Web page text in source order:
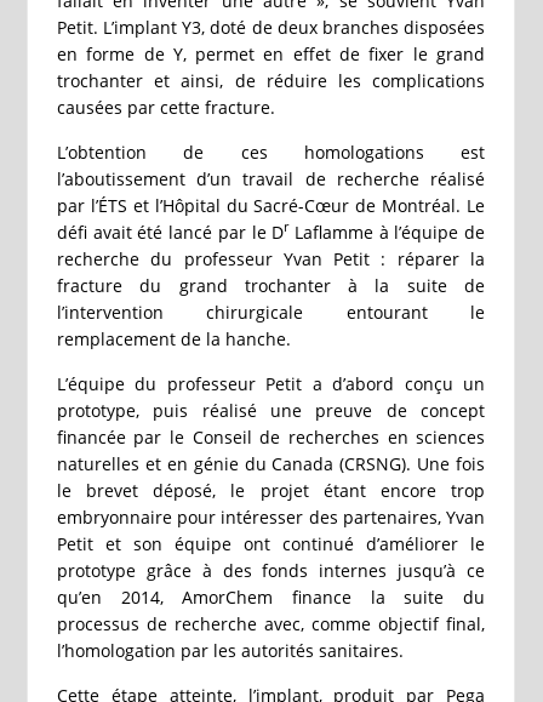
Petit. L’implant Y3, doté de deux branches disposées
en forme de Y, permet en effet de fixer le grand
trochanter et ainsi, de réduire les complications
causées par cette fracture.
L’obtention de ces homologations est
l’aboutissement d’un travail de recherche réalisé
par l’ÉTS et l’Hôpital du Sacré-Cœur de Montréal. Le
défi avait été lancé par le DrLaflamme à l’équipe de
recherche du professeur Yvan Petit : réparer la
fracture du grand trochanter à la suite de
l’intervention chirurgicale entourant le
remplacement de la hanche.
L’équipe du professeur Petit a d’abord conçu un
prototype, puis réalisé une preuve de concept
financée par le Conseil de recherches en sciences
naturelles et en génie du Canada (CRSNG). Une fois
le brevet déposé, le projet étant encore trop
embryonnaire pour intéresser des partenaires, Yvan
Petit et son équipe ont continué d’améliorer le
prototype grâce à des fonds internes jusqu’à ce
qu’en 2014, AmorChem finance la suite du
processus de recherche avec, comme objectif final,
l’homologation par les autorités sanitaires.
Cette étape atteinte, l’implant, produit par Pega